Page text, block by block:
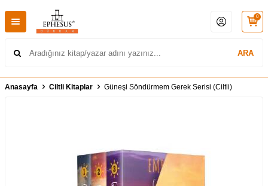
ARA
0
Anasayfa Ciltli Kitaplar Güneşi Söndürmem Gerek Serisi (Ciltli)